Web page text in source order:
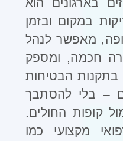
במקום ובזמן
מאפשר לנהל
חכמה, ומספק
בתקנות הבטיחות
– בלי להסתבך
קופות החולים.
מקצועי כמו